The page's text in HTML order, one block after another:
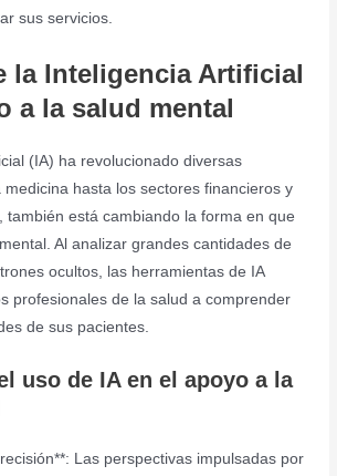
sus servicios.
la Inteligencia Artificial
a la salud mental
(IA) ha revolucionado diversas
medicina hasta los sectores financieros y
también está cambiando la forma en que
Al analizar grandes cantidades de
ocultos, las herramientas de IA
profesionales de la salud a comprender
de sus pacientes.
uso de IA en el apoyo a la
Las perspectivas impulsadas por